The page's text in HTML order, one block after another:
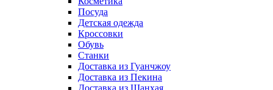
Посуда
Детская одежда
Кроссовки
Обувь
Станки
Доставка из Гуанчжоу
Доставка из Пекина
Доставка из Шанхая